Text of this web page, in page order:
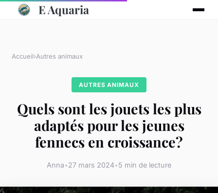
E Aquaria
Accueil›Autres animaux
AUTRES ANIMAUX
Quels sont les jouets les plus
adaptés pour les jeunes
fennecs en croissance?
Anna•27 mars 2024•5 min de lecture